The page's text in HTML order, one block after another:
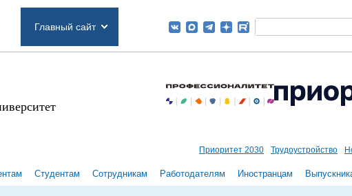
Главный сайт
Приоритет 2030 Трудоустройство
Студентам Сотрудникам Работодателям Иностранцам